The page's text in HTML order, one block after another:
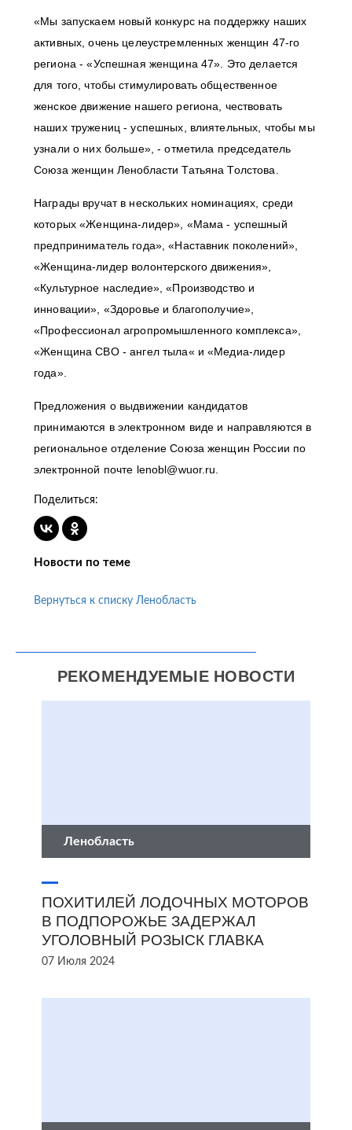
«Мы запускаем новый конкурс на поддержку наших
активных, очень целеустремленных женщин 47-го
региона - «Успешная женщина 47». Это делается
для того, чтобы стимулировать общественное
женское движение нашего региона, чествовать
наших тружениц - успешных, влиятельных, чтобы мы
узнали о них больше», - отметила председатель
Союза женщин Ленобласти Татьяна Толстова.
Награды вручат в нескольких номинациях, среди
которых «Женщина-лидер», «Мама - успешный
предприниматель года», «Наставник поколений»,
«Женщина-лидер волонтерского движения»,
«Культурное наследие», «Производство и
инновации», «Здоровье и благополучие»,
«Профессионал агропромышленного комплекса»,
«Женщина СВО - ангел тыла« и «Медиа-лидер
года».
Предложения о выдвижении кандидатов
принимаются в электронном виде и направляются в
региональное отделение Союза женщин России по
электронной почте lenobl@wuor.ru.
Поделиться:
Новости по теме
Вернуться к списку Ленобласть
РЕКОМЕНДУЕМЫЕ НОВОСТИ
Ленобласть
ПОХИТИЛЕЙ ЛОДОЧНЫХ МОТОРОВ
В ПОДПОРОЖЬЕ ЗАДЕРЖАЛ
УГОЛОВНЫЙ РОЗЫСК ГЛАВКА
07 Июля 2024